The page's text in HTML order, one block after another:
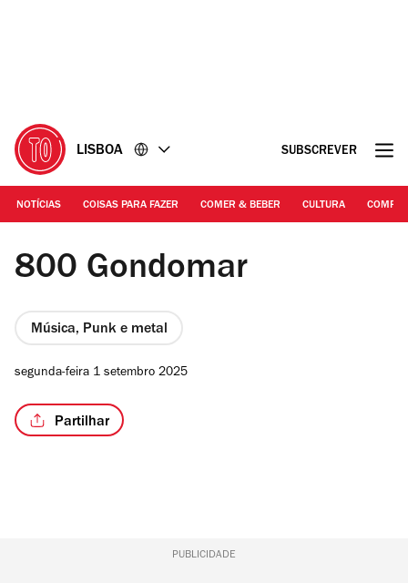
LISBOA SUBSCREVER
NOTÍCIAS COISAS PARA FAZER COMER & BEBER CULTURA
Tiago Mogege Silva | 800 Gondomar
800 Gondomar
Música, Punk e metal
segunda-feira 1 setembro 2025
Partilhar
PUBLICIDADE